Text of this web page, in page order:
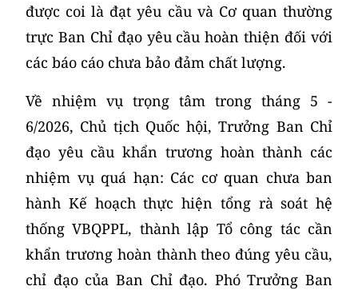
được coi là đạt yêu cầu và Cơ quan thường
trực Ban Chỉ đạo yêu cầu hoàn thiện đối với
các báo cáo chưa bảo đảm chất lượng.
Về nhiệm vụ trọng tâm trong tháng 5 -
6/2026, Chủ tịch Quốc hội, Trưởng Ban Chỉ
đạo yêu cầu khẩn trương hoàn thành các
nhiệm vụ quá hạn: Các cơ quan chưa ban
hành Kế hoạch thực hiện tổng rà soát hệ
thống VBQPPL, thành lập Tổ công tác cần
khẩn trương hoàn thành theo đúng yêu cầu,
chỉ đạo của Ban Chỉ đạo. Phó Trưởng Ban